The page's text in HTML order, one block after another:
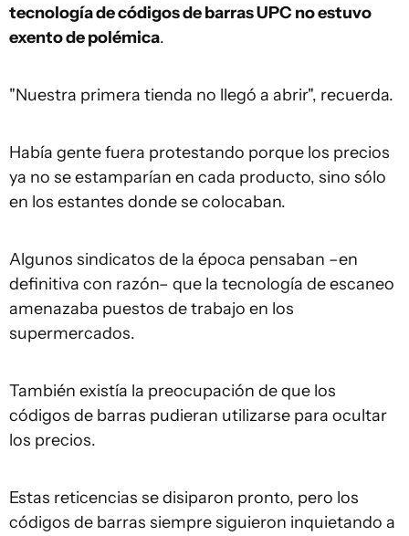
tecnología de códigos de barras UPC no estuvo
exento de polémica.
"Nuestra primera tienda no llegó a abrir", recuerda.
Había gente fuera protestando porque los precios
ya no se estamparían en cada producto, sino sólo
en los estantes donde se colocaban.
Algunos sindicatos de la época pensaban –en
definitiva con razón– que la tecnología de escaneo
amenazaba puestos de trabajo en los
supermercados.
También existía la preocupación de que los
códigos de barras pudieran utilizarse para ocultar
los precios.
Estas reticencias se disiparon pronto, pero los
códigos de barras siempre siguieron inquietando a